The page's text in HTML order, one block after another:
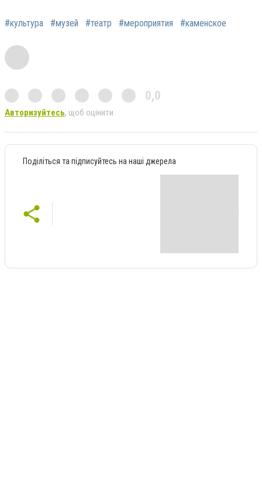
#культура #музей #театр #мероприятия #каменское
0,0
Авторизуйтесь, щоб оцінити
Поділіться та підписуйтесь на наші джерела